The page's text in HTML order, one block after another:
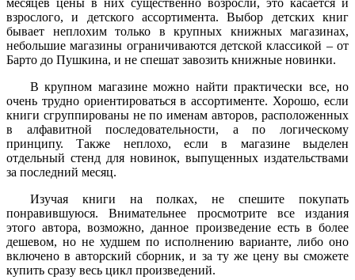
взрослого, и детского ассортимента. Выбор детских книг
бывает неплохим только в крупных книжных магазинах,
небольшие магазины ограничиваются детской классикой – от
Барто до Пушкина, и не спешат завозить книжные новинки.
В крупном магазине можно найти практически все, но
очень трудно ориентироваться в ассортименте. Хорошо, если
книги сгруппированы не по именам авторов, расположенных
в алфавитной последовательности, а по логическому
принципу. Также неплохо, если в магазине выделен
отдельный стенд для новинок, выпущенных издательствами
за последний месяц.
Изучая книги на полках, не спешите покупать
понравившуюся. Внимательнее просмотрите все издания
этого автора, возможно, данное произведение есть в более
дешевом, но не худшем по исполнению варианте, либо оно
включено в авторский сборник, и за ту же цену вы сможете
купить сразу весь цикл произведений.